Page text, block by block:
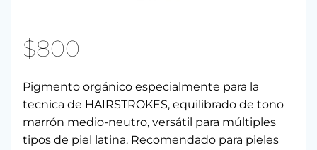
$800
Pigmento orgánico especialmente para la
tecnica de HAIRSTROKES, equilibrado de tono
marrón medio-neutro, versátil para múltiples
tipos de piel latina. Recomendado para pieles